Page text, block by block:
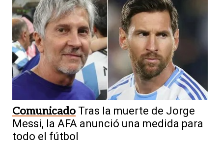
Comunicado Tras la muerte de Jorge
Messi, la AFA anunció una medida para
todo el fútbol